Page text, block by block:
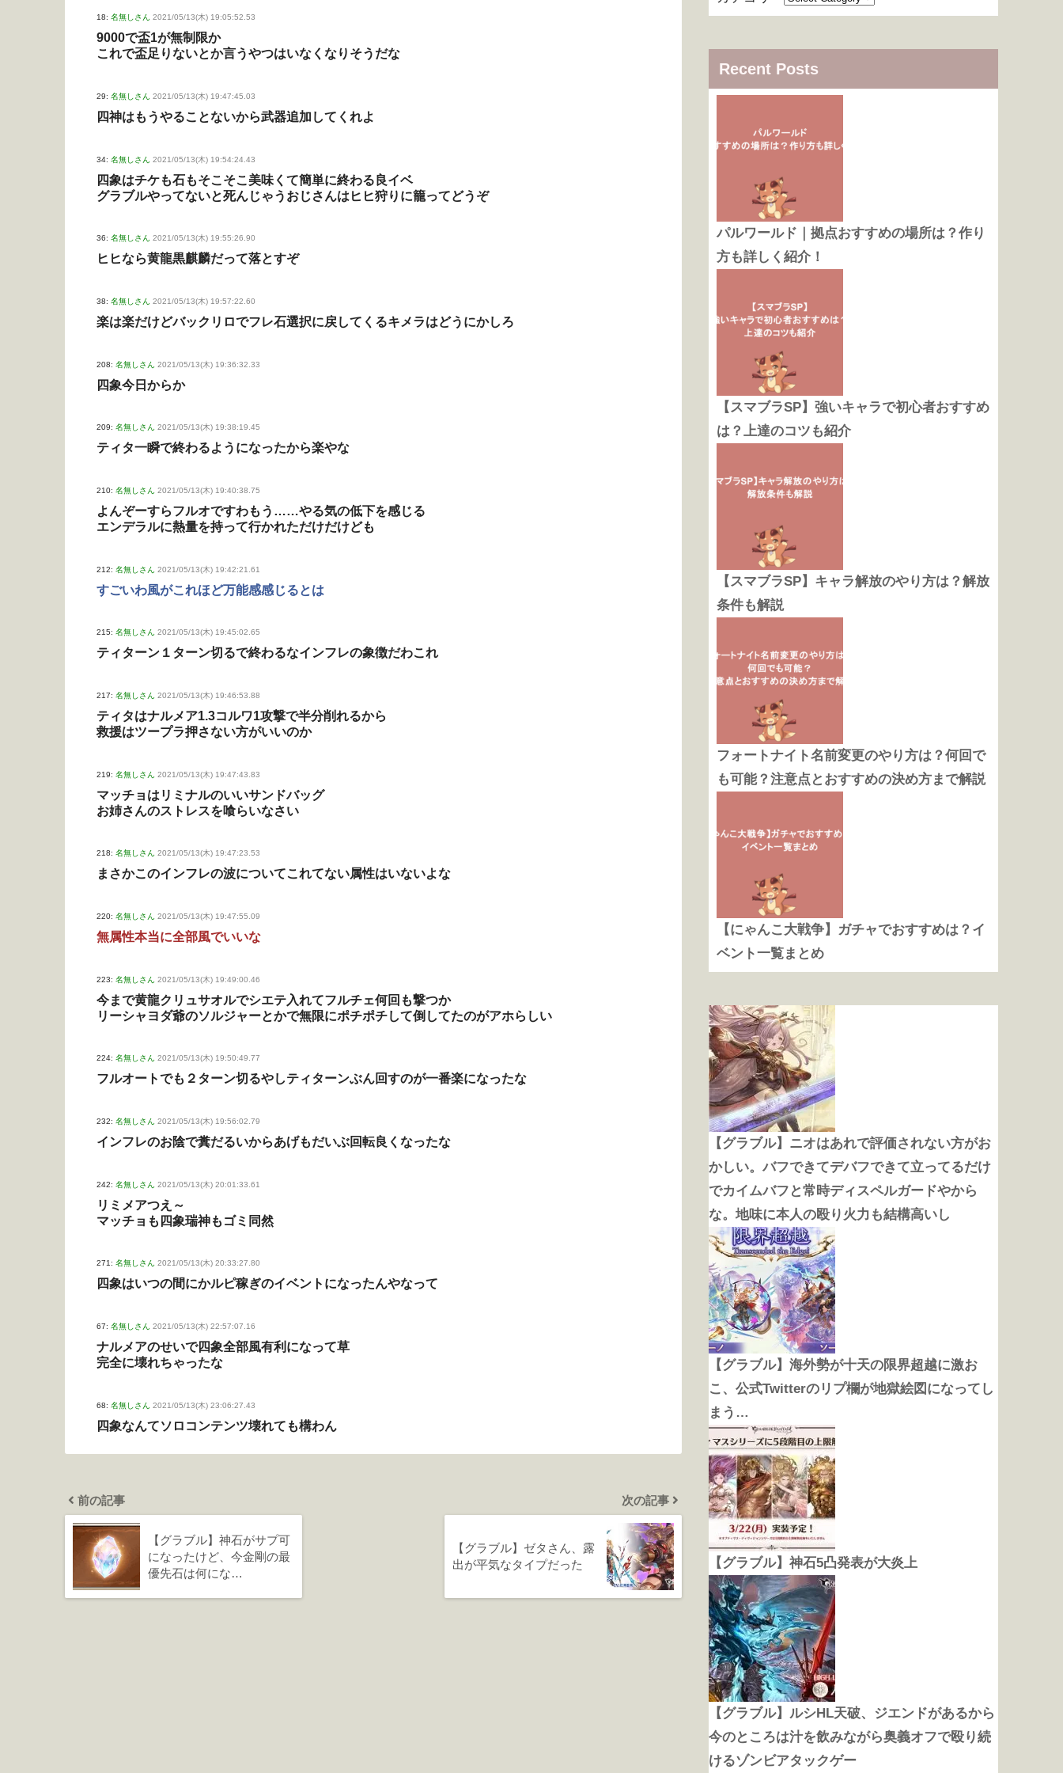
18: 名無しさん 2021/05/13(木) 19:05:52.53
9000で盃1が無制限か
これで盃足りないとか言うやつはいなくなりそうだな
29: 名無しさん 2021/05/13(木) 19:47:45.03
四神はもうやることないから武器追加してくれよ
34: 名無しさん 2021/05/13(木) 19:54:24.43
四象はチケも石もそこそこ美味くて簡単に終わる良イベ
グラブルやってないと死んじゃうおじさんはヒヒ狩りに籠ってどうぞ
36: 名無しさん 2021/05/13(木) 19:55:26.90
ヒヒなら黄龍黒麒麟だって落とすぞ
38: 名無しさん 2021/05/13(木) 19:57:22.60
楽は楽だけどバックリロでフレ石選択に戻してくるキメラはどうにかしろ
208: 名無しさん 2021/05/13(木) 19:36:32.33
四象今日からか
209: 名無しさん 2021/05/13(木) 19:38:19.45
ティタ一瞬で終わるようになったから楽やな
210: 名無しさん 2021/05/13(木) 19:40:38.75
よんぞーすらフルオですわもう……やる気の低下を感じる
エンデラルに熱量を持って行かれただけだけども
212: 名無しさん 2021/05/13(木) 19:42:21.61
すごいわ風がこれほど万能感感じるとは
215: 名無しさん 2021/05/13(木) 19:45:02.65
ティターン１ターン切るで終わるなインフレの象徴だわこれ
217: 名無しさん 2021/05/13(木) 19:46:53.88
ティタはナルメア1.3コルワ1攻撃で半分削れるから
救援はツープラ押さない方がいいのか
219: 名無しさん 2021/05/13(木) 19:47:43.83
マッチョはリミナルのいいサンドバッグ
お姉さんのストレスを喰らいなさい
218: 名無しさん 2021/05/13(木) 19:47:23.53
まさかこのインフレの波についてこれてない属性はいないよな
220: 名無しさん 2021/05/13(木) 19:47:55.09
無属性本当に全部風でいいな
223: 名無しさん 2021/05/13(木) 19:49:00.46
今まで黄龍クリュサオルでシエテ入れてフルチェ何回も撃つか
リーシャヨダ爺のソルジャーとかで無限にポチポチして倒してたのがアホらしい
224: 名無しさん 2021/05/13(木) 19:50:49.77
フルオートでも２ターン切るやしティターンぶん回すのが一番楽になったな
232: 名無しさん 2021/05/13(木) 19:56:02.79
インフレのお陰で糞だるいからあげもだいぶ回転良くなったな
242: 名無しさん 2021/05/13(木) 20:01:33.61
リミメアつえ～
マッチョも四象瑞神もゴミ同然
271: 名無しさん 2021/05/13(木) 20:33:27.80
四象はいつの間にかルピ稼ぎのイベントになったんやなって
67: 名無しさん 2021/05/13(木) 22:57:07.16
ナルメアのせいで四象全部風有利になって草
完全に壊れちゃったな
68: 名無しさん 2021/05/13(木) 23:06:27.43
四象なんてソロコンテンツ壊れても構わん
前の記事
【グラブル】神石がサプ可
になったけど、今金剛の最
優先石は何にな…
次の記事
【グラブル】ゼタさん、露
出が平気なタイプだった
Recent Posts
パルワールド｜拠点おすすめの場所は？作り
方も詳しく紹介！
【スマブラSP】強いキャラで初心者おすすめ
は？上達のコツも紹介
【スマブラSP】キャラ解放のやり方は？解放
条件も解説
フォートナイト名前変更のやり方は？何回で
も可能？注意点とおすすめの決め方まで解説
【にゃんこ大戦争】ガチャでおすすめは？イ
ベント一覧まとめ
【グラブル】ニオはあれで評価されない方がお
かしい。バフできてデバフできて立ってるだけ
でカイムバフと常時ディスペルガードやから
な。地味に本人の殴り火力も結構高いし
【グラブル】海外勢が十天の限界超越に激お
こ、公式Twitterのリプ欄が地獄絵図になってし
まう…
【グラブル】神石5凸発表が大炎上
【グラブル】ルシHL天破、ジエンドがあるから
今のところは汁を飲みながら奥義オフで殴り続
けるゾンビアタックゲー